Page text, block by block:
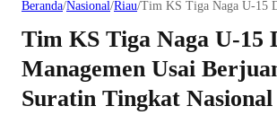
Beranda/Nasional/Riau/Tim KS Tiga Naga U-15
Tim KS Tiga Naga U-15
Managemen Usai
Suratin Tingkat